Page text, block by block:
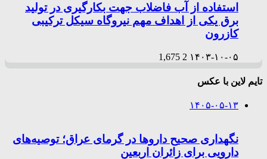
استفاده از آب فاضلاب جهت بکارگیری در تولید
برق یکی از اهداف مهم نیروگاه سیکل ترکیبی
کازرون
۱۴۰۳-۱۰-۰۵ 2
1,675
تایم لاین با عکس
۱۴۰۵-۰۵-۱۳
نگهداری صحیح داروها در گرمای عراق؛ توصیه‌های
دارویی برای زائران اربعین